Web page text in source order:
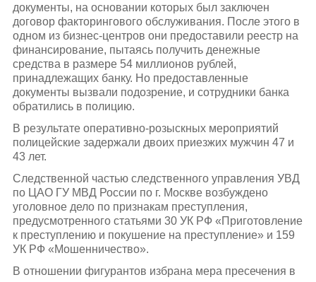
документы, на основании которых был заключен
договор факторингового обслуживания. После этого в
одном из бизнес-центров они предоставили реестр на
финансирование, пытаясь получить денежные
средства в размере 54 миллионов рублей,
принадлежащих банку. Но предоставленные
документы вызвали подозрение, и сотрудники банка
обратились в полицию.
В результате оперативно-розыскных мероприятий
полицейские задержали двоих приезжих мужчин 47 и
43 лет.
Следственной частью следственного управления УВД
по ЦАО ГУ МВД России по г. Москве возбуждено
уголовное дело по признакам преступления,
предусмотренного статьями 30 УК РФ «Приготовление
к преступлению и покушение на преступление» и 159
УК РФ «Мошенничество».
В отношении фигурантов избрана мера пресечения в